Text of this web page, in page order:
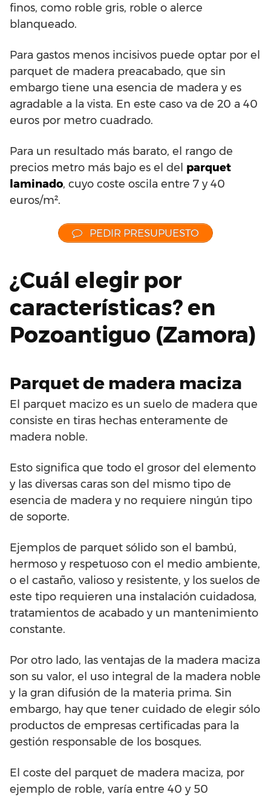
finos, como roble gris, roble o alerce
blanqueado.
Para gastos menos incisivos puede optar por el
parquet de madera preacabado, que sin
embargo tiene una esencia de madera y es
agradable a la vista. En este caso va de 20 a 40
euros por metro cuadrado.
Para un resultado más barato, el rango de
precios metro más bajo es el del parquet
laminado, cuyo coste oscila entre 7 y 40
euros/m².
PEDIR PRESUPUESTO
¿Cuál elegir por
características? en
Pozoantiguo (Zamora)
Parquet de madera maciza
El parquet macizo es un suelo de madera que
consiste en tiras hechas enteramente de
madera noble.
Esto significa que todo el grosor del elemento
y las diversas caras son del mismo tipo de
esencia de madera y no requiere ningún tipo
de soporte.
Ejemplos de parquet sólido son el bambú,
hermoso y respetuoso con el medio ambiente,
o el castaño, valioso y resistente, y los suelos de
este tipo requieren una instalación cuidadosa,
tratamientos de acabado y un mantenimiento
constante.
Por otro lado, las ventajas de la madera maciza
son su valor, el uso integral de la madera noble
y la gran difusión de la materia prima. Sin
embargo, hay que tener cuidado de elegir sólo
productos de empresas certificadas para la
gestión responsable de los bosques.
El coste del parquet de madera maciza, por
ejemplo de roble, varía entre 40 y 50